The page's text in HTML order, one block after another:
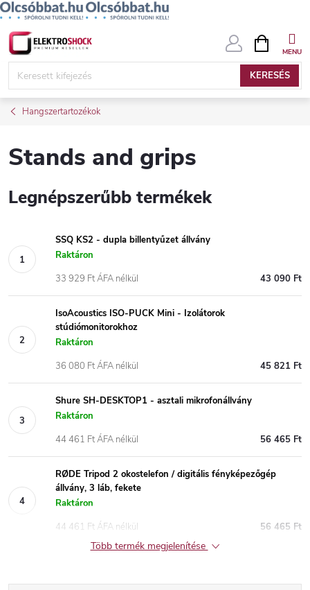
Ugrás
KERESÉS
KOSÁR
Hangszertartozékok
Stands and grips
Legnépszerűbb termékek
SSQ KS2 - dupla billentyűzet állvány
Raktáron
43 090 Ft
33 929 Ft ÁFA nélkül
IsoAcoustics ISO-PUCK Mini - Izolátorok
stúdiómonitorokhoz
Raktáron
45 821 Ft
36 080 Ft ÁFA nélkül
Shure SH-DESKTOP1 - asztali mikrofonállvány
Raktáron
56 465 Ft
44 461 Ft ÁFA nélkül
RØDE Tripod 2 okostelefon / digitális fényképezőgép
állvány, 3 láb, fekete
Raktáron
56 465 Ft
44 461 Ft ÁFA nélkül
Több termék megjelenítése